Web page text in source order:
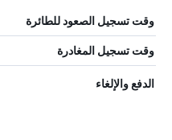
وقت تسجيل الصعود للطائرة
وقت تسجيل المغادرة
الدفع والإلغاء